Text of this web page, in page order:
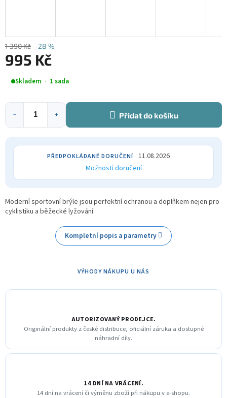
1 390 Kč –28 %
995 Kč
Měrná
cena:
Skladem 1 sada
+
− Přidat do košíku
11.08.2026
Možnosti doručení
Moderní sportovní brýle jsou perfektní ochranou a doplňkem nejen pro
cyklistiku a běžecké lyžování.
Kompletní popis a parametry
VÝHODY NÁKUPU U NÁS
AUTORIZOVANÝ PRODEJCE.
Originální produkty z české distribuce, oficiální záruka a dostupné
náhradní díly.
14 DNÍ NA VRÁCENÍ.
14 dní na vrácení či výměnu zboží při nákupu v e-shopu.